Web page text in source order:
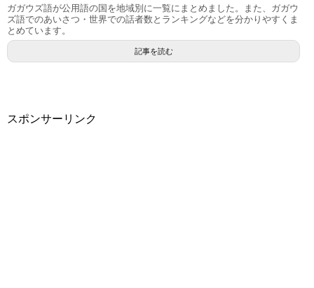
ガガウズ語が公用語の国を地域別に一覧にまとめました。また、ガガウ
ズ語でのあいさつ・世界での話者数とランキングなどを分かりやすくま
とめています。
記事を読む
スポンサーリンク